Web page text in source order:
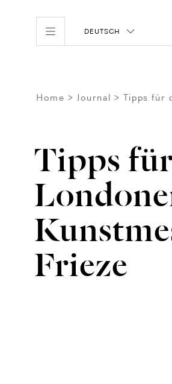
DEUTSCH
Home Journal Tipps für
Tipps
Frieze